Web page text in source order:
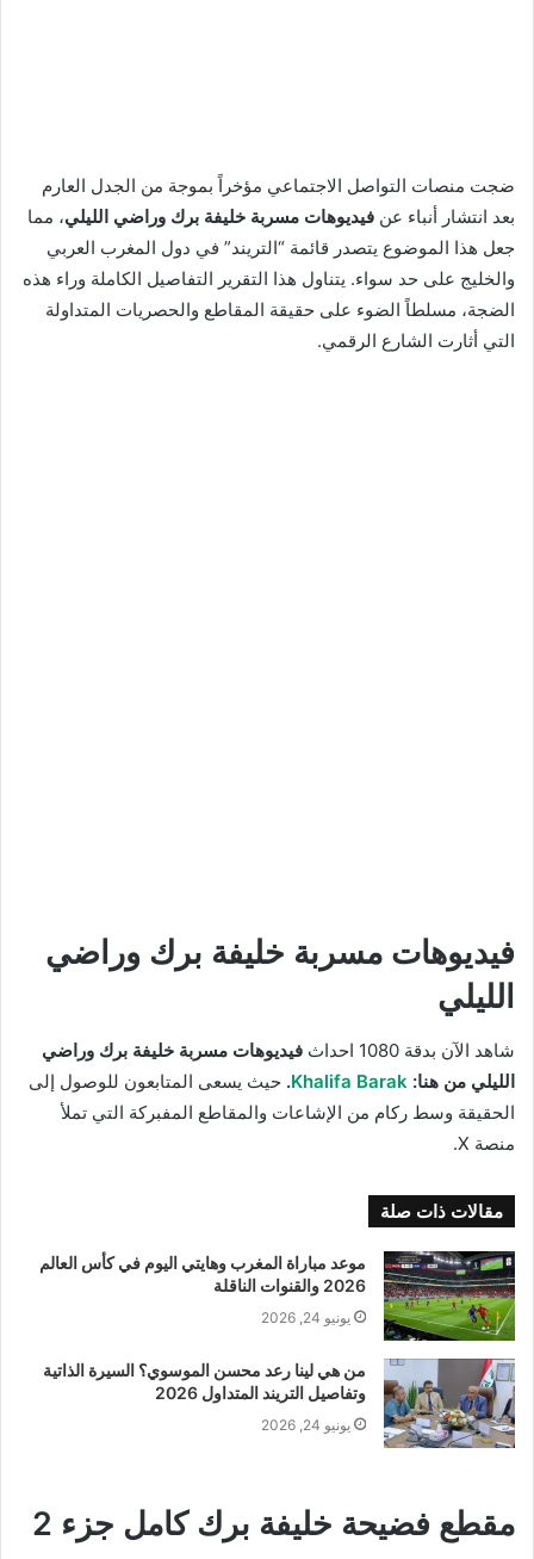
ضجت منصات التواصل الاجتماعي مؤخراً بموجة من الجدل العارم
بعد انتشار أنباء عن فيديوهات مسربة خليفة برك وراضي الليلي، مما
جعل هذا الموضوع يتصدر قائمة “التريند” في دول المغرب العربي
والخليج على حد سواء. يتناول هذا التقرير التفاصيل الكاملة وراء هذه
الضجة، مسلطاً الضوء على حقيقة المقاطع والحصريات المتداولة
التي أثارت الشارع الرقمي.
فيديوهات مسربة خليفة برك وراضي
الليلي
شاهد الآن بدقة 1080 احداث
فيديوهات مسربة خليفة برك وراضي
الليلي من هنا: Khalifa Barak
. حيث يسعى المتابعون للوصول إلى
الحقيقة وسط ركام من الإشاعات والمقاطع المفبركة التي تملأ
منصة X.
مقالات ذات صلة
موعد مباراة المغرب وهايتي اليوم في كأس العالم
2026 والقنوات الناقلة
يونيو 24, 2026
من هي لينا رعد محسن الموسوي؟ السيرة الذاتية
وتفاصيل التريند المتداول 2026
يونيو 24, 2026
مقطع فضيحة خليفة برك كامل جزء 2